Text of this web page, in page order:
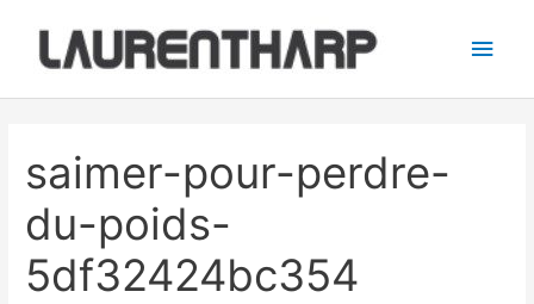
contenu
saimer-pour-perdre-
du-poids-
5df32424bc354
articles